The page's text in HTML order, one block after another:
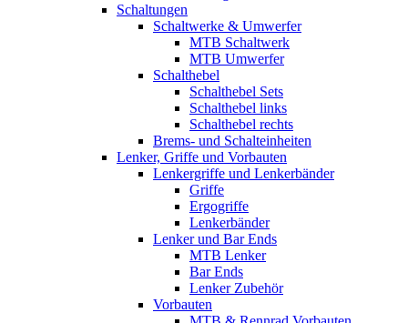
Schaltungen
Schaltwerke & Umwerfer
MTB Schaltwerk
MTB Umwerfer
Schalthebel
Schalthebel Sets
Schalthebel links
Schalthebel rechts
Brems- und Schalteinheiten
Lenker, Griffe und Vorbauten
Lenkergriffe und Lenkerbänder
Griffe
Ergogriffe
Lenkerbänder
Lenker und Bar Ends
MTB Lenker
Bar Ends
Lenker Zubehör
Vorbauten